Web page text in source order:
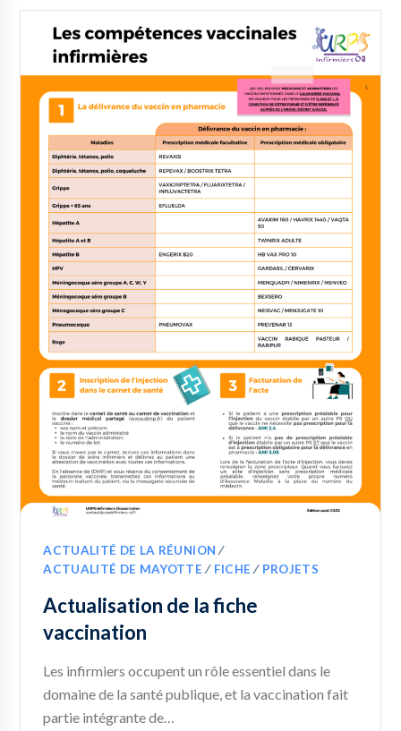
ACTUALITÉ DE LA RÉUNION ∕
ACTUALITÉ DE MAYOTTE ∕ FICHE ∕ PROJETS
Actualisation de la fiche
vaccination
Les infirmiers occupent un rôle essentiel dans le
domaine de la santé publique, et la vaccination fait
partie intégrante de…